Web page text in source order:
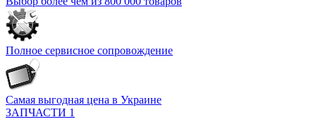
Полное сервисное сопровождение
Самая выгодная цена в Украине
ЗАПЧАСТИ 1